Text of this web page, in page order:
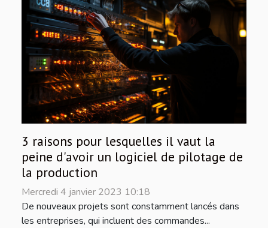
3 raisons pour lesquelles il vaut la
peine d'avoir un logiciel de pilotage de
la production
Mercredi 4 janvier 2023 10:18
De nouveaux projets sont constamment lancés dans
les entreprises, qui incluent des commandes...